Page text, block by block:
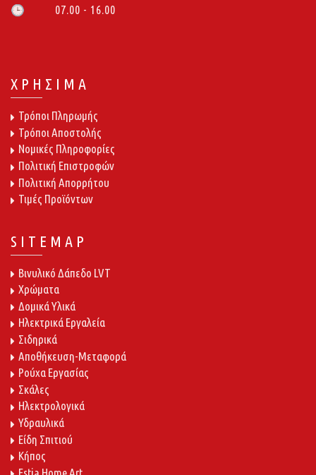
🕒 07.00 - 16.00
ΧΡΗΣΙΜΑ
Τρόποι Πληρωμής
Τρόποι Αποστολής
Νομικές Πληροφορίες
Πολιτική Επιστροφών
Πολιτική Απορρήτου
Τιμές Προϊόντων
SITEMAP
Βινυλικό Δάπεδο LVT
Χρώματα
Δομικά Υλικά
Ηλεκτρικά Εργαλεία
Σιδηρικά
Αποθήκευση-Μεταφορά
Ρούχα Εργασίας
Σκάλες
Ηλεκτρολογικά
Υδραυλικά
Είδη Σπιτιού
Κήπος
Estia Home Art